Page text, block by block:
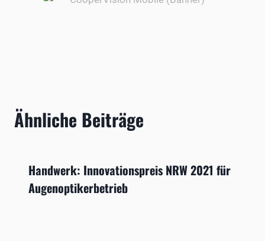
Ähnliche Beiträge
Handwerk: Innovationspreis NRW 2021 für
Augenoptikerbetrieb